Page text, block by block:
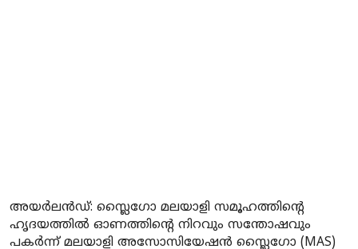
അയർലൻഡ്: സ്ലൈഗോ മലയാളി സമൂഹത്തിന്റെ
ഹൃദയത്തിൽ ഓണത്തിന്റെ നിറവും സന്തോഷവും
പകർന്ന് മലയാളി അസോസിയേഷൻ സ്ലൈഗോ (MAS)